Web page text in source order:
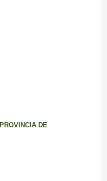
PROVINCIA DE